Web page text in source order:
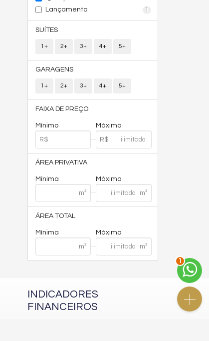
Lançamento
1
SUÍTES
1+ 2+ 3+ 4+ 5+
GARAGENS
1+ 2+ 3+ 4+ 5+
FAIXA DE PREÇO
Mínimo Máximo
ÁREA PRIVATIVA
Mínima Máxima
ÁREA TOTAL
Mínima Máxima
INDICADORES
FINANCEIROS
2